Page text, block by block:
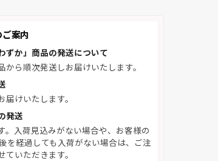
案内
ずか」商品の発送について
ら順次発送しお届けいたします。
けいたします。
発送
。入荷見込みがない場合や、お客様の
を経過しても入荷がない場合は、ご注
いただきます。